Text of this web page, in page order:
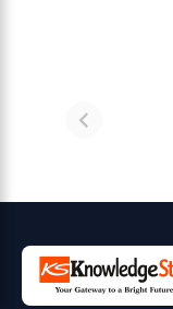
किसे कहते है?